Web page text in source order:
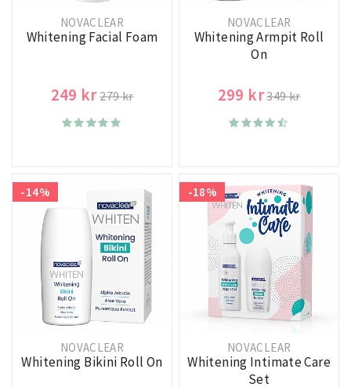
NOVACLEAR
Whitening Facial Foam
249 kr279 kr
NOVACLEAR
Whitening Armpit Roll
On
299 kr349 kr
-14%
NOVACLEAR
Whitening Bikini Roll On
-18%
NOVACLEAR
Whitening Intimate Care
Set